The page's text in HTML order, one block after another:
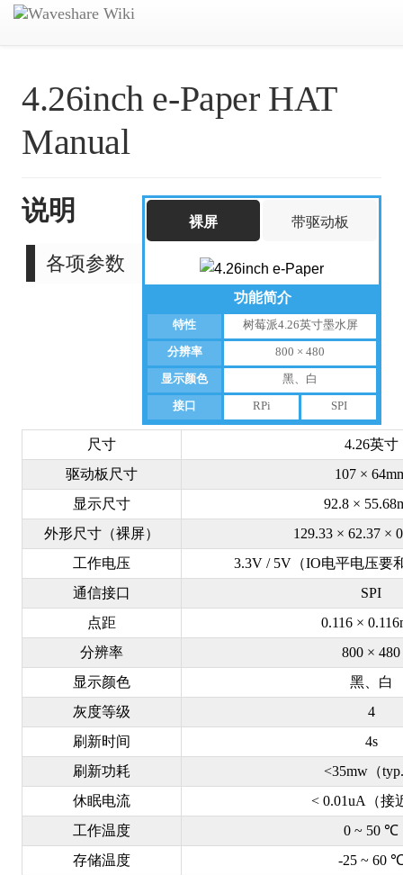
4.26inch e-Paper HAT
Manual
裸屏 带驱动板
功能简介
特性 树莓派4.26英寸墨水屏
分辨率 800 × 480
显示颜色 黑、白
接口 RPi SPI
说明
各项参数
尺寸
4.26英寸
驱动板尺寸
107 ×
显示尺寸
92.8 ×
外形尺寸（裸屏）
129.33 × 62.37 ×
工作电压
3.3V / 5V（IO电平电压要
通信接口
SPI
点距
0.116 ×
分辨率
800 × 480
显示颜色
黑、白
灰度等级
4
刷新时间
4s
刷新功耗
<35mw（
休眠电流
< 0.01uA（接
工作温度
0 ~ 50 ℃
存储温度
-25 ~ 60